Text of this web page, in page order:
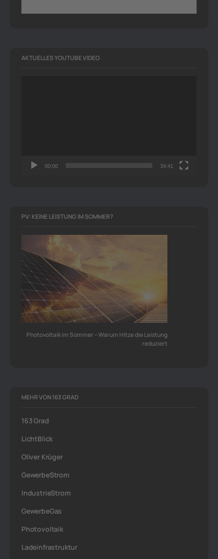
AKTUELLES YOUTUBE VIDEO
00:00 34:41
PV: KEINE LEISTUNG IM SOMMER?
Photovoltaik im Sommer – Warum Hitze die Leistung
reduziert
MEHR VON 163 GRAD
163 Grad
LichtBlick
Oliver Krüger
GewerbeStrom
IndustrieStrom
GewerbeGas
Photovoltaik
Ladeinfrastruktur